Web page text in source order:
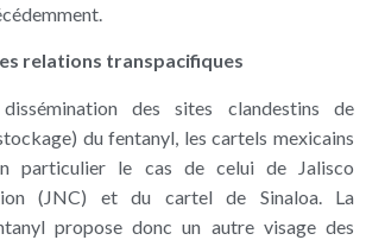
relations transpacifiques
des sites clandestins de
du fentanyl, les cartels mexicains
particulier le cas de celui de Jalisco
(JNC) et du cartel de Sinaloa. La
propose donc un autre visage des